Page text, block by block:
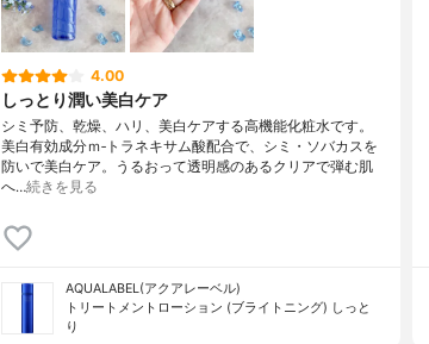
4.00
しっとり潤い美白ケア
シミ予防、乾燥、ハリ、美白ケアする高機能化粧水です。
美白有効成分ｍ‐トラネキサム酸配合で、シミ・ソバカスを
防いで美白ケア。うるおって透明感のあるクリアで弾む肌
へ…続きを見る
AQUALABEL(アクアレーベル)
トリートメントローション (ブライトニング) しっと
り